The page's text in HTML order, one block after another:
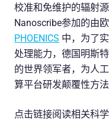
校准和免维护的辐射
Nanoscribe参加的由
PHOENICS 中，为了
处理能力，德国明斯
的世界领军者，为人
算平台研发颠覆性方法
点击链接阅读相关科